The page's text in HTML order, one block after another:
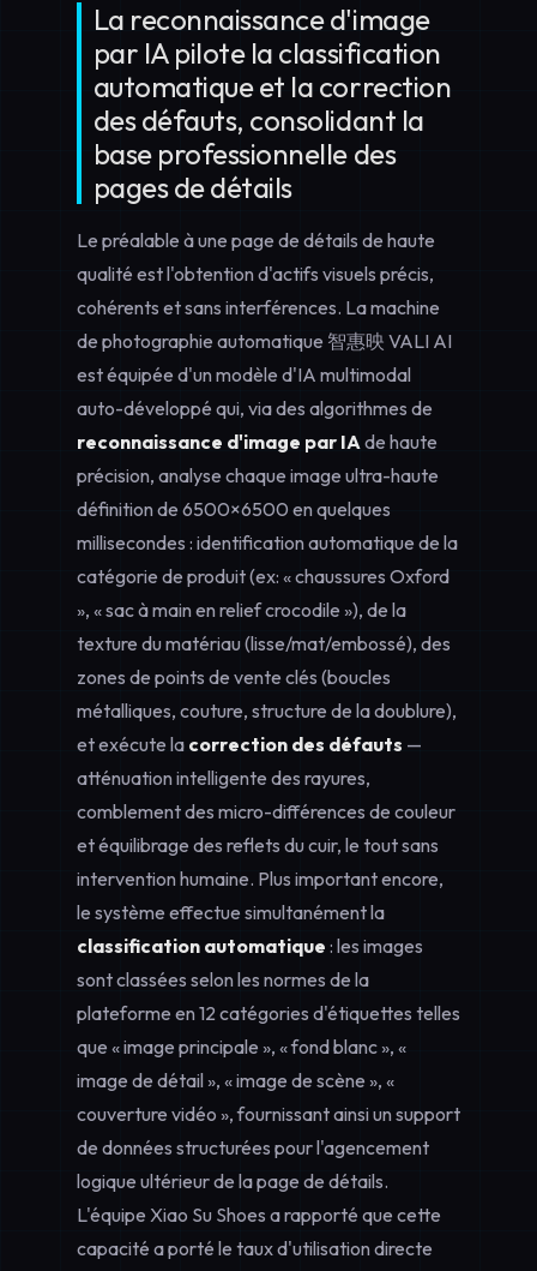
La reconnaissance d'image
par IA pilote la classification
automatique et la correction
des défauts, consolidant la
base professionnelle des
pages de détails
Le préalable à une page de détails de haute
qualité est l'obtention d'actifs visuels précis,
cohérents et sans interférences. La machine
de photographie automatique 智惠映 VALI AI
est équipée d'un modèle d'IA multimodal
auto-développé qui, via des algorithmes de
reconnaissance d'image par IAde haute
précision, analyse chaque image ultra-haute
définition de 6500×6500 en quelques
millisecondes : identification automatique de la
catégorie de produit (ex: « chaussures Oxford
», « sac à main en relief crocodile »), de la
texture du matériau (lisse/mat/embossé), des
zones de points de vente clés (boucles
métalliques, couture, structure de la doublure),
et exécute la correction des défauts —
atténuation intelligente des rayures,
comblement des micro-différences de couleur
et équilibrage des reflets du cuir, le tout sans
intervention humaine. Plus important encore,
le système effectue simultanément la
classification automatique : les images
sont classées selon les normes de la
plateforme en 12 catégories d'étiquettes telles
que « image principale », « fond blanc », «
image de détail », « image de scène », «
couverture vidéo », fournissant ainsi un support
de données structurées pour l'agencement
logique ultérieur de la page de détails.
L'équipe Xiao Su Shoes a rapporté que cette
capacité a porté le taux d'utilisation directe